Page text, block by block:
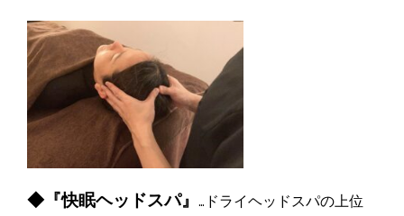
◆『快眠ヘッドスパ』 …ドライヘッドスパの上位